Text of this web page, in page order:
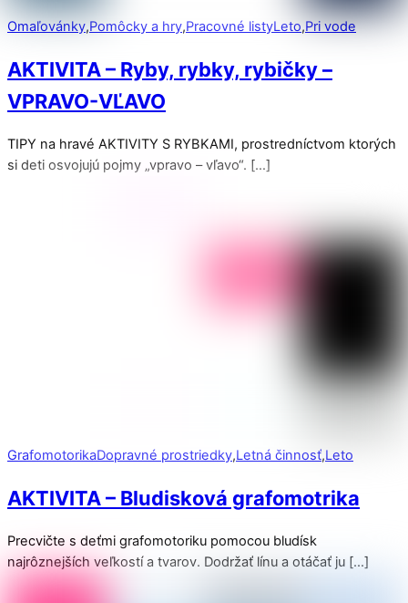
Omaľovánky,Pomôcky a hry,Pracovné listyLeto,Pri vode
AKTIVITA – Ryby, rybky, rybičky –
VPRAVO-VĽAVO
TIPY na hravé AKTIVITY S RYBKAMI, prostredníctvom ktorých
si deti osvojujú pojmy „vpravo – vľavo“. […]
GrafomotorikaDopravné prostriedky,Letná činnosť,Leto
AKTIVITA – Bludisková grafomotrika
Precvičte s deťmi grafomotoriku pomocou bludísk
najrôznejších veľkostí a tvarov. Dodržať línu a otáčať ju […]